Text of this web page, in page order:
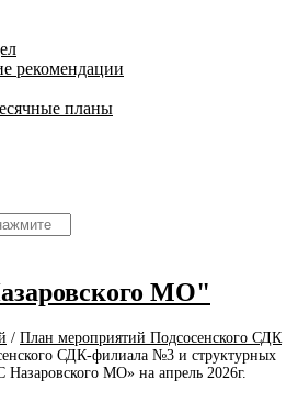
рекомендации
планы
МО"
/ План мероприятий Подсосенского СДК
СДК-филиала №3 и структурных
МО» на апрель 2026г.